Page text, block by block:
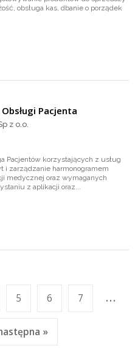
obsługa kas, dbanie o porządek
Pacjenta
z o.o.
Pacjentów korzystających z usług
i zarządzanie harmonogramem
medycznej oraz wymaganych
z aplikacji oraz...
5 6 7 ...
»